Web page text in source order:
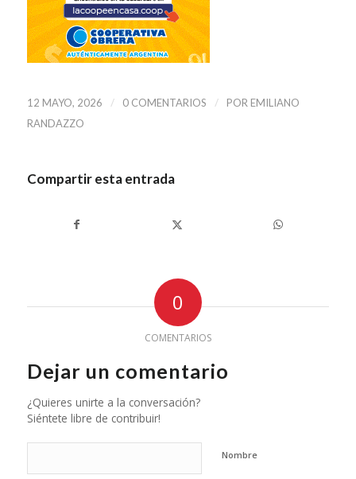
12 MAYO, 2026 / 0 COMENTARIOS / POR EMILIANO
RANDAZZO
Compartir esta entrada
0
COMENTARIOS
Dejar un comentario
¿Quieres unirte a la conversación?
Siéntete libre de contribuir!
Nombre